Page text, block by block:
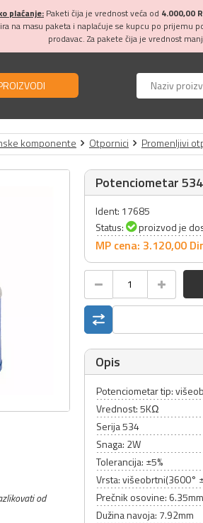
plaćanje: Paketi čija je vrednost veća od 4.000,00
na masu paketa i naplaćuje se kupcu po prijemu
prodavac. Za pakete čija je vrednost
komponente Otpornici Promenljivi
od
Potenciometar
Ident: 17685
Status:
proizvod je
MP cena: 3.120,00
Opis
Potenciometar tip:
Vrednost: 5KΩ
Serija 534
Snaga: 2W
Tolerancija: ±5%
Vrsta: višeobrtni(3600°
Prečnik osovine: 6.35mm
Dužina navoja: 7.92mm